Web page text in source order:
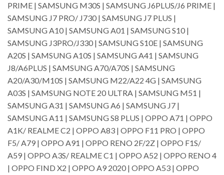
PRIME | SAMSUNG M30S | SAMSUNG J6PLUS/J6 PRIME |
SAMSUNG J7 PRO/ J730 | SAMSUNG J7 PLUS |
SAMSUNG A10 | SAMSUNG A01 | SAMSUNG S10 |
SAMSUNG J3PRO/J330 | SAMSUNG S10E | SAMSUNG
A20S | SAMSUNG A10S | SAMSUNG A41 | SAMSUNG
J8/A6PLUS | SAMSUNG A70/A70S | SAMSUNG
A20/A30/M10S | SAMSUNG M22/A22 4G | SAMSUNG
A03S | SAMSUNG NOTE 20 ULTRA | SAMSUNG M51 |
SAMSUNG A31 | SAMSUNG A6 | SAMSUNG J7 |
SAMSUNG A11 | SAMSUNG S8 PLUS | OPPO A71 | OPPO
A1K/ REALME C2 | OPPO A83 | OPPO F11 PRO | OPPO
F5/ A79 | OPPO A91 | OPPO RENO 2F/2Z | OPPO F1S/
A59 | OPPO A3S/ REALME C1 | OPPO A52 | OPPO RENO 4
| OPPO FIND X2 | OPPO A9 2020 | OPPO A53 | OPPO